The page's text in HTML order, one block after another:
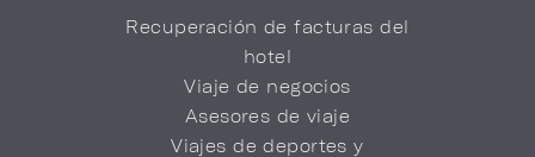
Recuperación de facturas del
hotel
Viaje de negocios
Asesores de viaje
Viajes de deportes y